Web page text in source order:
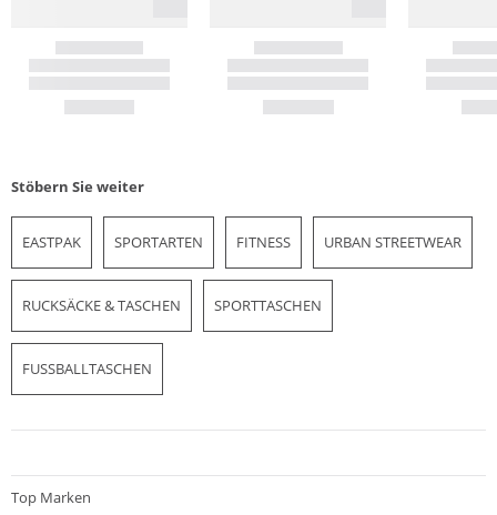
Stöbern Sie weiter
EASTPAK SPORTARTEN FITNESS URBAN STREETWEAR
RUCKSÄCKE & TASCHEN SPORTTASCHEN
FUSSBALLTASCHEN
Top Marken